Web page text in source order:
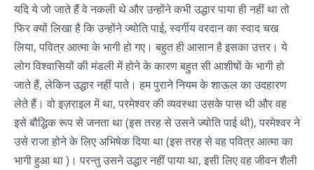
यदि ये जो जाते हैं वे नकली थे और उन्होंने कभी उद्धार पाया ही नहीं था तो
फिर क्यों लिखा है कि उन्होंने ज्योति पाई, स्वर्गीय वरदान का स्वाद चख
लिया, पवित्र आत्मा के भागी हो गए। बहुत ही आसान है इसका उत्तर। ये
लोग विश्वासियों की मंडली में होने के कारण बहुत सी आशीषों के भागी हो
जाते हैं, लेकिन उद्धार नहीं पाते। हम पुराने नियम के शाऊल का उदहारण
लेते हैं। वो इज़राइल में था, परमेश्वर की व्यवस्था उसके पास थी और वह
इसे बौद्धिक रूप से जनता था (इस तरह से उसने ज्योति पाई थी), परमेश्वर ने
उसे राजा होने के लिए अभिषेक दिया था (इस तरह से वह पवित्र आत्मा का
भागी हुआ था )। परन्तु उसने उद्धार नहीं पाया था, इसी लिए वह जीवन शैली